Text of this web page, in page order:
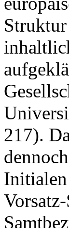
217).